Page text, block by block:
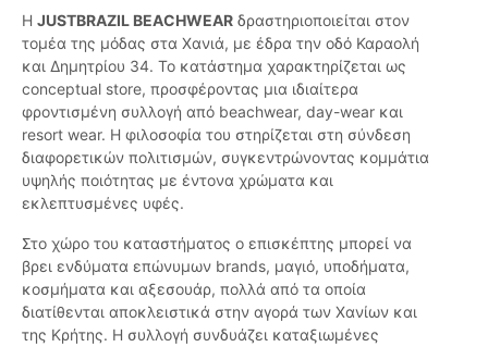
Η JUSTBRAZIL BEACHWEAR δραστηριοποιείται στον
τομέα της μόδας στα Χανιά, με έδρα την οδό Καραολή
και Δημητρίου 34. Το κατάστημα χαρακτηρίζεται ως
conceptual store, προσφέροντας μια ιδιαίτερα
φροντισμένη συλλογή από beachwear, day-wear και
resort wear. Η φιλοσοφία του στηρίζεται στη σύνδεση
διαφορετικών πολιτισμών, συγκεντρώνοντας κομμάτια
υψηλής ποιότητας με έντονα χρώματα και
εκλεπτυσμένες υφές.
Στο χώρο του καταστήματος ο επισκέπτης μπορεί να
βρει ενδύματα επώνυμων brands, μαγιό, υποδήματα,
κοσμήματα και αξεσουάρ, πολλά από τα οποία
διατίθενται αποκλειστικά στην αγορά των Χανίων και
της Κρήτης. Η συλλογή συνδυάζει καταξιωμένες